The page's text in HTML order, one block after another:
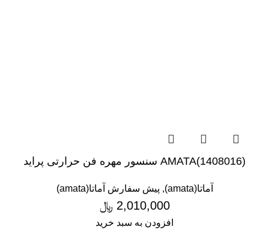
(1408016)AMATA سنسور مهره فن حرارتی پراید
آماتا(amata) , پیش سفارش آماتا(amata)
2,010,000 ﷼
افزودن به سبد خرید